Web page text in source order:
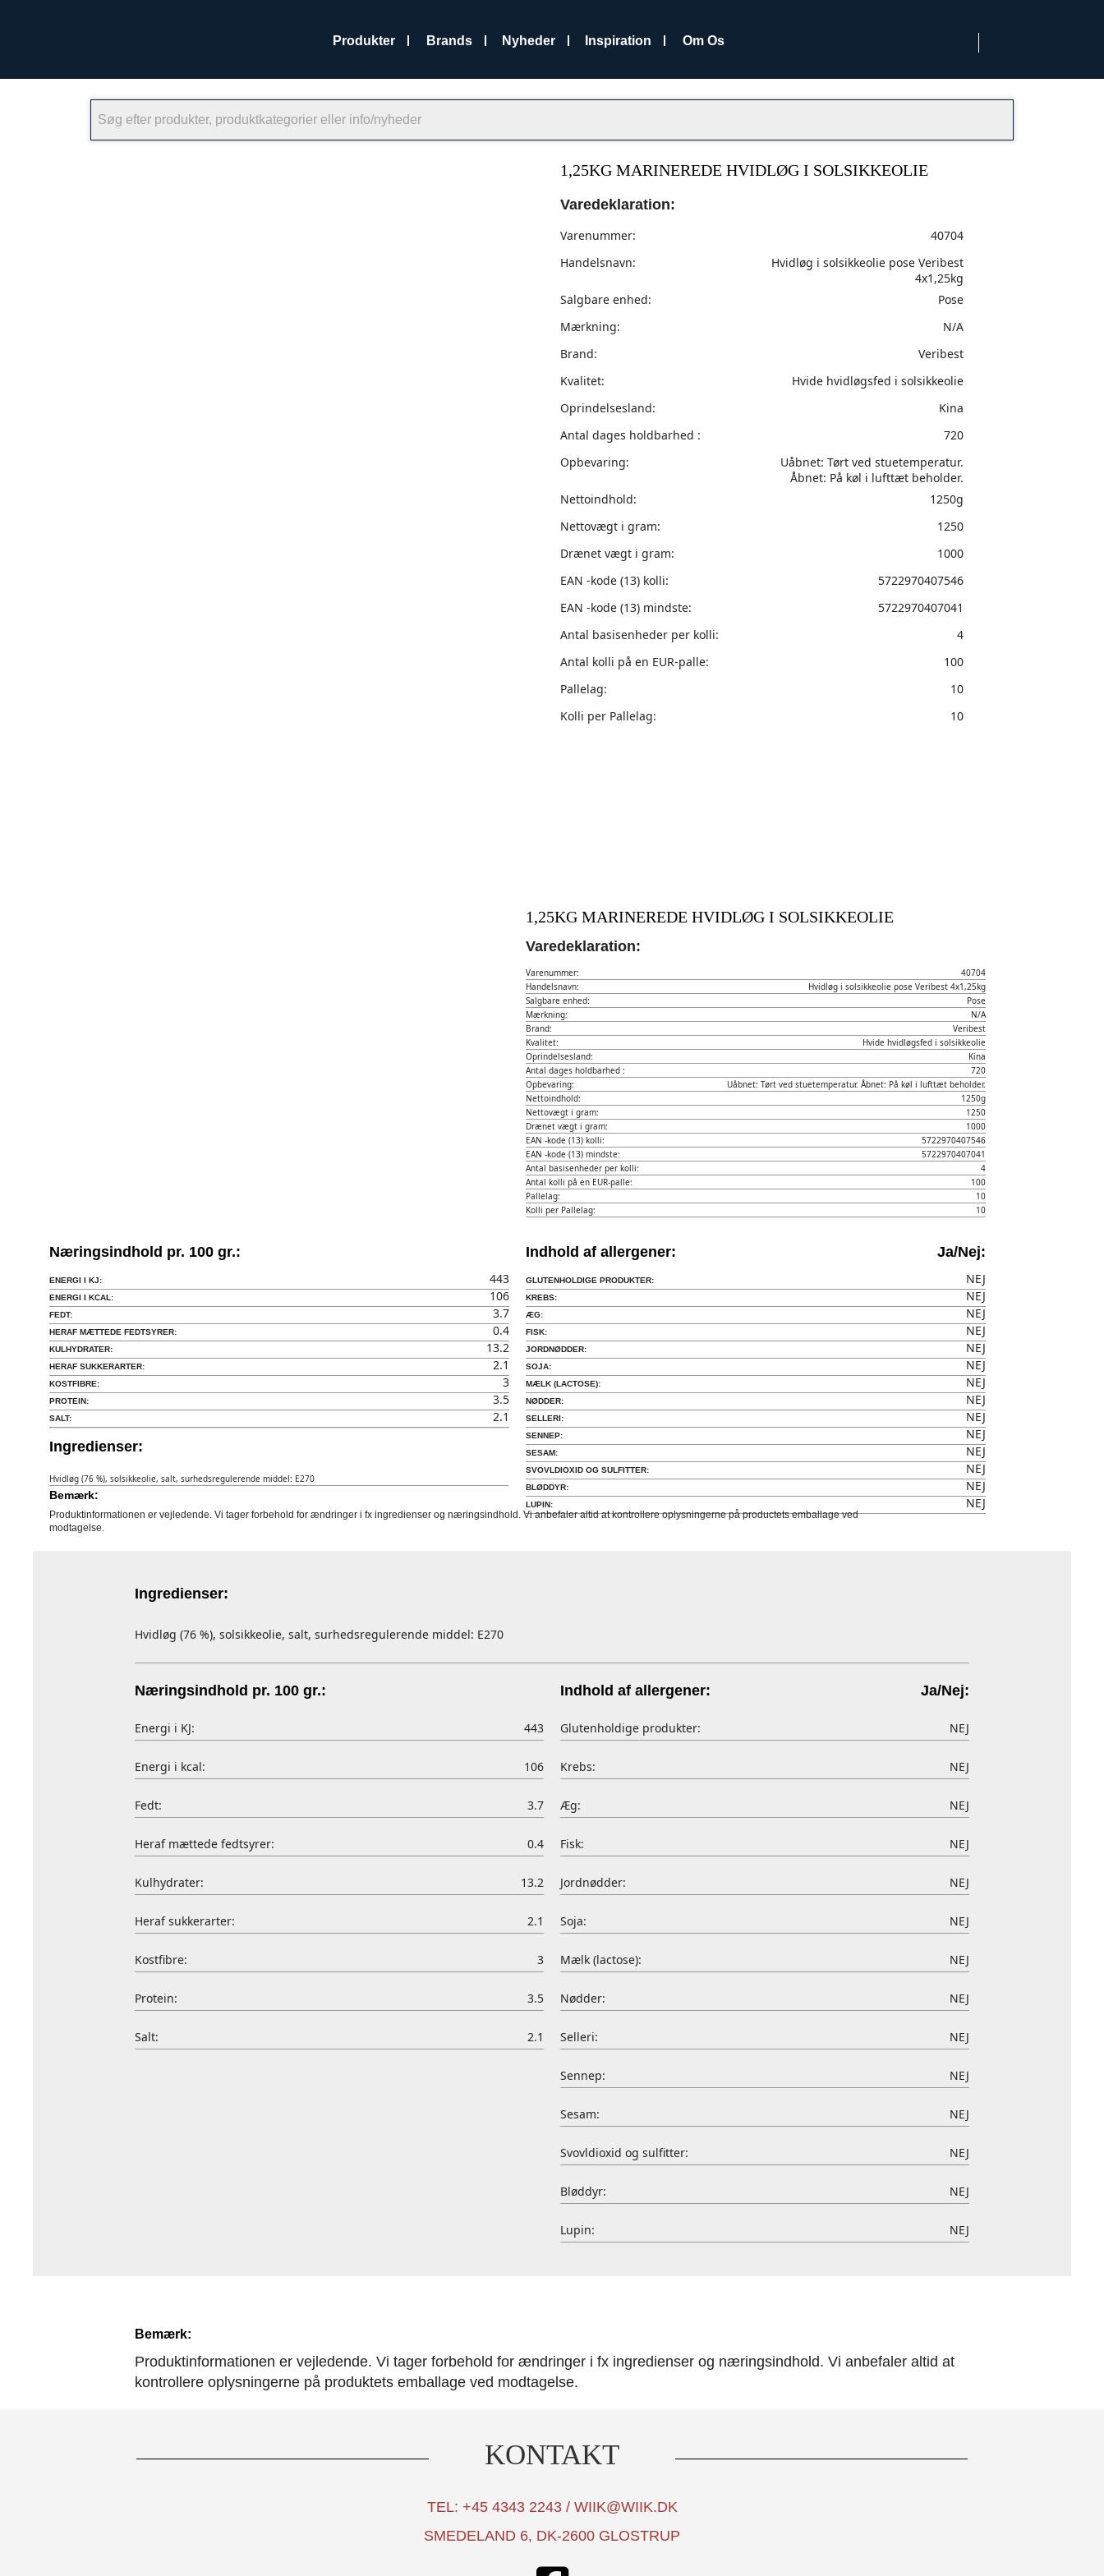
Produkter Brands Nyheder Inspiration Om Os
1,25KG MARINEREDE HVIDLØG I SOLSIKKEOLIE
Varedeklaration:
Varenummer:
40704
Handelsnavn:
Hvidløg i solsikkeolie pose Veribest
4x1,25kg
Salgbare enhed:
Pose
Mærkning:
N/A
Brand:
Veribest
Kvalitet:
Hvide hvidløgsfed i solsikkeolie
Oprindelsesland:
Kina
Antal dages holdbarhed :
720
Opbevaring:
Uåbnet: Tørt ved stuetemperatur.
Åbnet: På køl i lufttæt beholder.
Nettoindhold:
1250g
Nettovægt i gram:
1250
Drænet vægt i gram:
1000
EAN -kode (13) kolli:
5722970407546
EAN -kode (13) mindste:
5722970407041
Antal basisenheder per kolli:
4
Antal kolli på en EUR-palle:
100
Pallelag:
10
Kolli per Pallelag:
10
1,25KG MARINEREDE HVIDLØG I SOLSIKKEOLIE
Varedeklaration:
Varenummer:
40704
Handelsnavn:
Hvidløg i solsikkeolie pose Veribest 4x1,25kg
Salgbare enhed:
Pose
Mærkning:
N/A
Brand:
Veribest
Kvalitet:
Hvide hvidløgsfed i solsikkeolie
Oprindelsesland:
Kina
Antal dages holdbarhed :
720
Opbevaring:
Uåbnet: Tørt ved stuetemperatur. Åbnet: På køl i lufttæt beholder.
Nettoindhold:
1250g
Nettovægt i gram:
1250
Drænet vægt i gram:
1000
EAN -kode (13) kolli:
5722970407546
EAN -kode (13) mindste:
5722970407041
Antal basisenheder per kolli:
4
Antal kolli på en EUR-palle:
100
Pallelag:
10
Kolli per Pallelag:
10
Næringsindhold pr. 100 gr.:
ENERGI I KJ: 443
ENERGI I KCAL: 106
FEDT: 3.7
HERAF MÆTTEDE FEDTSYRER: 0.4
KULHYDRATER: 13.2
HERAF SUKKERARTER: 2.1
KOSTFIBRE: 3
PROTEIN: 3.5
SALT: 2.1
Ingredienser:
Hvidløg (76 %), solsikkeolie, salt, surhedsregulerende middel: E270
Indhold af allergener: Ja/Nej:
GLUTENHOLDIGE PRODUKTER: NEJ
KREBS: NEJ
ÆG: NEJ
FISK: NEJ
JORDNØDDER: NEJ
SOJA: NEJ
MÆLK (LACTOSE): NEJ
NØDDER: NEJ
SELLERI: NEJ
SENNEP: NEJ
SESAM: NEJ
SVOVLDIOXID OG SULFITTER: NEJ
BLØDDYR: NEJ
LUPIN: NEJ
Bemærk:
Produktinformationen er vejledende. Vi tager forbehold for ændringer i fx ingredienser og næringsindhold. Vi anbefaler altid at kontrollere oplysningerne på productets emballage ved
modtagelse.
Ingredienser:
Hvidløg (76 %), solsikkeolie, salt, surhedsregulerende middel: E270
Næringsindhold pr. 100 gr.:
Energi i KJ: 443
Energi i kcal: 106
Fedt: 3.7
Heraf mættede fedtsyrer: 0.4
Kulhydrater: 13.2
Heraf sukkerarter: 2.1
Kostfibre: 3
Protein: 3.5
Salt: 2.1
Indhold af allergener: Ja/Nej:
Glutenholdige produkter: NEJ
Krebs: NEJ
Æg: NEJ
Fisk: NEJ
Jordnødder: NEJ
Soja: NEJ
Mælk (lactose): NEJ
Nødder: NEJ
Selleri: NEJ
Sennep: NEJ
Sesam: NEJ
Svovldioxid og sulfitter: NEJ
Bløddyr: NEJ
Lupin: NEJ
Bemærk:
Produktinformationen er vejledende. Vi tager forbehold for ændringer i fx ingredienser og næringsindhold. Vi anbefaler altid at
kontrollere oplysningerne på produktets emballage ved modtagelse.
KONTAKT
TEL: +45 4343 2243 / WIIK@WIIK.DK
SMEDELAND 6, DK-2600 GLOSTRUP